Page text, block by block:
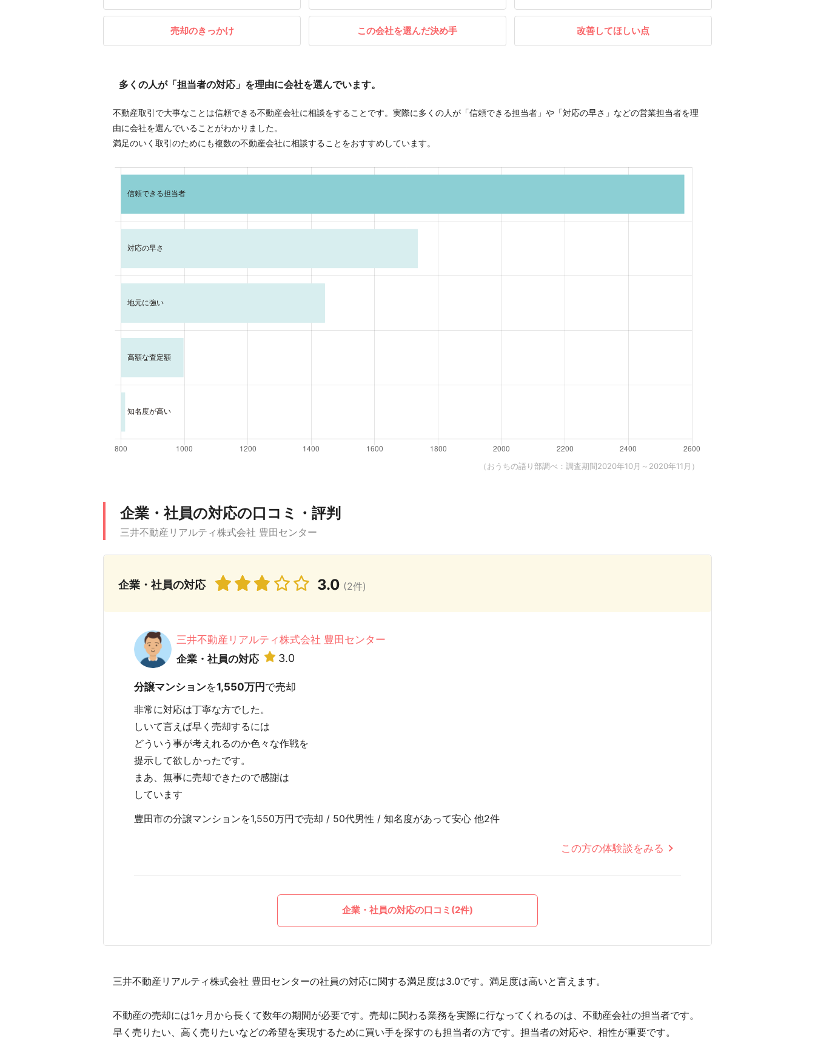
売却のきっかけ この会社を選んだ決め手 改善してほしい点
多くの人が「担当者の対応」を理由に会社を選んでいます。
不動産取引で大事なことは信頼できる不動産会社に相談をすることです。実際に多くの人が「信頼できる担当者」や「対応の早さ」などの営業担当者を理
由に会社を選んでいることがわかりました。
満足のいく取引のためにも複数の不動産会社に相談することをおすすめしています。
（おうちの語り部調べ：調査期間2020年10月～2020年11月）
企業・社員の対応の口コミ・評判
三井不動産リアルティ株式会社 豊田センター
企業・社員の対応 3.0 (2件)
三井不動産リアルティ株式会社 豊田センター
企業・社員の対応
3.0
分譲マンションを1,550万円 で売却
非常に対応は丁寧な方でした。
しいて言えば早く売却するには
どういう事が考えれるのか色々な作戦を
提示して欲しかったです。
まあ、無事に売却できたので感謝は
しています
豊田市の分譲マンションを1,550万円で売却 / 50代男性 / 知名度があって安心 他2件
この方の体験談をみる
企業・社員の対応の口コミ(2件)
三井不動産リアルティ株式会社 豊田センターの社員の対応に関する満足度は3.0です。満足度は高いと言えます。
不動産の売却には1ヶ月から長くて数年の期間が必要です。売却に関わる業務を実際に行なってくれるのは、不動産会社の担当者です。
早く売りたい、高く売りたいなどの希望を実現するために買い手を探すのも担当者の方です。担当者の対応や、相性が重要です。